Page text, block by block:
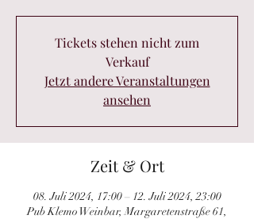
Tickets stehen nicht zum
Verkauf
Jetzt andere Veranstaltungen
ansehen
Zeit & Ort
08. Juli 2024, 17:00 – 12. Juli 2024, 23:00
Pub Klemo Weinbar, Margaretenstraße 61,